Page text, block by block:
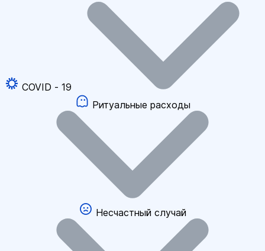
COVID - 19
Ритуальные расходы
Несчастный случай